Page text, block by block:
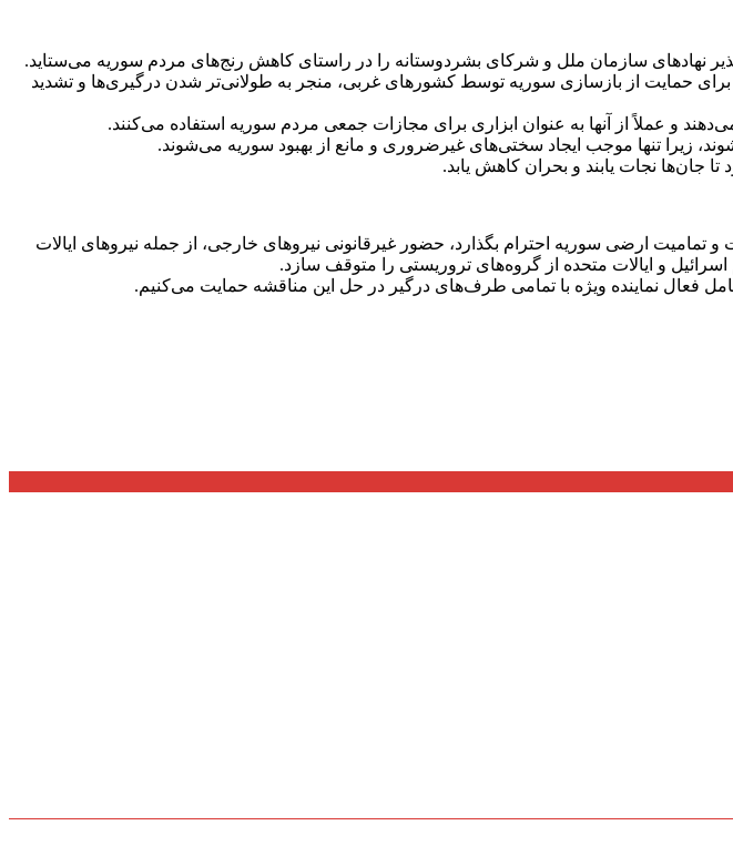
نهاد‌های سازمان ملل و شرکای بشردوستانه را در راستای کاهش رنج‌های مردم سوریه می‌ستاید.
حمایت از بازسازی سوریه توسط کشور‌های غربی، منجر به طولانی‌تر شدن درگیری‌ها و تشدید
و عملاً از آنها به عنوان ابزاری برای مجازات جمعی مردم سوریه استفاده می‌کنند.
زیرا تنها موجب ایجاد سختی‌های غیرضروری و مانع از بهبود سوریه می‌شوند.
نجات یابند و بحران کاهش یابد.
تمامیت ارضی سوریه احترام بگذارد، حضور غیرقانونی نیرو‌های خارجی، از جمله نیرو‌های ایالات
اسرائیل و ایالات متحده از گروه‌های تروریستی را متوقف سازد.
فعال نماینده ویژه با تمامی طرف‌های درگیر در حل این مناقشه حمایت می‌کنیم.